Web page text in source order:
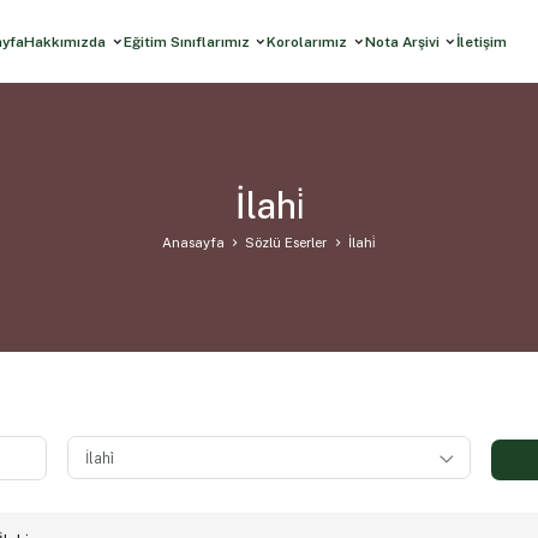
Hakkımızda Eğitim Sınıflarımız Korolarımız Nota Arşivi İletişim
İlahi̇
Anasayfa Sözlü Eserler İlahi̇